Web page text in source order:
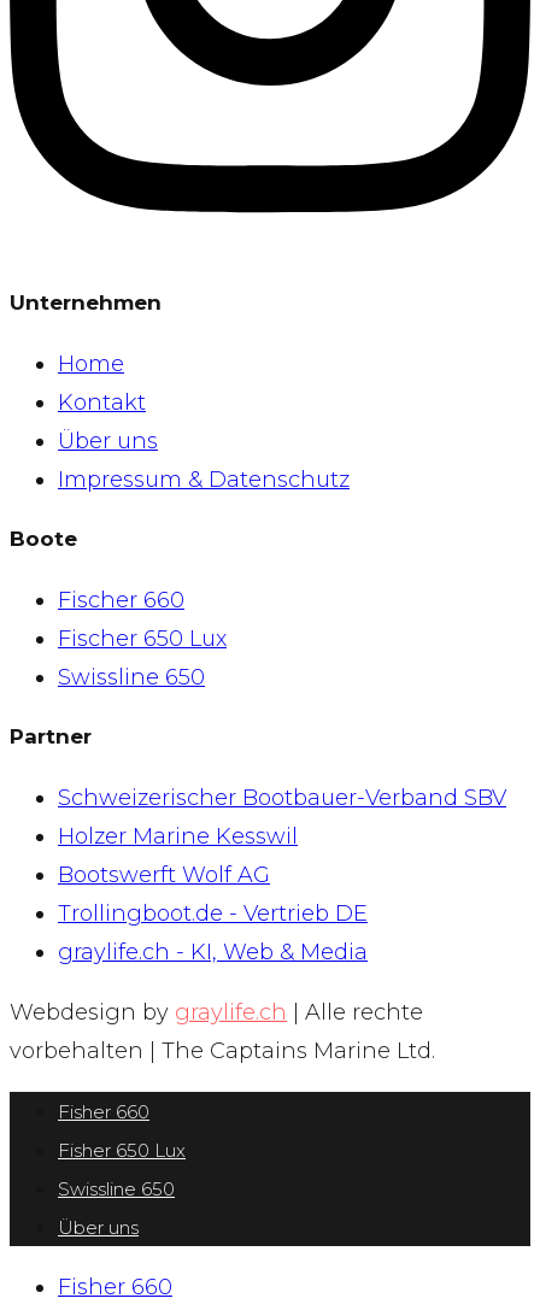
Unternehmen
Home
Kontakt
Über uns
Impressum & Datenschutz
Boote
Fischer 660
Fischer 650 Lux
Swissline 650
Partner
Schweizerischer Bootbauer-Verband SBV
Holzer Marine Kesswil
Bootswerft Wolf AG
Trollingboot.de - Vertrieb DE
graylife.ch - KI, Web & Media
Webdesign by graylife.ch | Alle rechte
vorbehalten | The Captains Marine Ltd.
Fisher 660
Fisher 650 Lux
Swissline 650
Über uns
Fisher 660